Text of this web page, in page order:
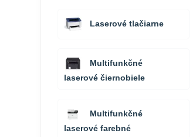
Laserové tlačiarne
Multifunkčné
laserové čiernobiele
Multifunkčné
laserové farebné